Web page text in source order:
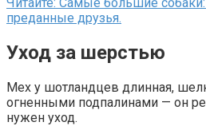
преданные друзья.
Уход за шерстью
Мех у шотландцев длинная,
огненными подпалинами — он
нужен уход.